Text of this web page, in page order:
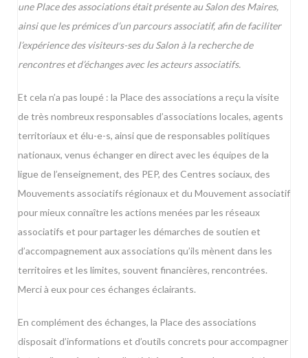
une Place des associations était présente au Salon des Maires,
ainsi que les prémices d’un parcours associatif, afin de faciliter
l’expérience des visiteurs-ses du Salon à la recherche de
rencontres et d’échanges avec les acteurs associatifs.
Et cela n’a pas loupé : la Place des associations a reçu la visite
de très nombreux responsables d’associations locales, agents
territoriaux et élu-e-s, ainsi que de responsables politiques
nationaux, venus échanger en direct avec les équipes de la
ligue de l’enseignement, des PEP, des Centres sociaux, des
Mouvements associatifs régionaux et du Mouvement associatif
pour mieux connaître les actions menées par les réseaux
associatifs et pour partager les démarches de soutien et
d’accompagnement aux associations qu’ils mènent dans les
territoires et les limites, souvent financières, rencontrées.
Merci à eux pour ces échanges éclairants.
En complément des échanges, la Place des associations
disposait d’informations et d’outils concrets pour accompagner